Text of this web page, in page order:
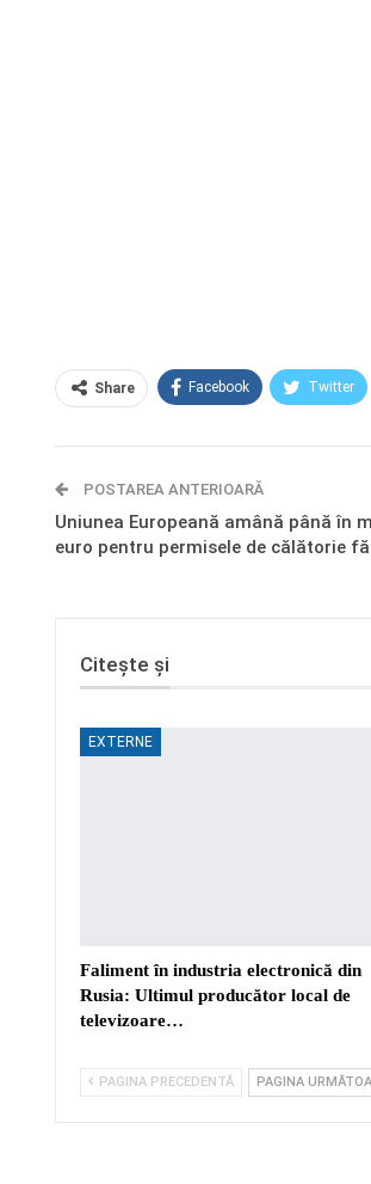
Share Facebook Twitter
POSTAREA ANTERIOARĂ
Uniunea Europeană amână până în
euro pentru permisele de călătorie
Citește și
EXTERNE
Faliment în industria electronică din
Rusia: Ultimul producător local de
televizoare…
PAGINA PRECEDENTĂ PAGINA